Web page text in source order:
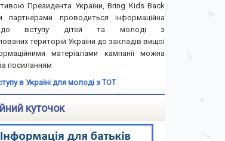
Президента України, Bring Kids Back
проводиться інформаційна
вступу дітей та молоді з
територій України до закладів вищої
матеріалами кампанії можна
посиланням
в Україні для молоді з ТОТ
куточок